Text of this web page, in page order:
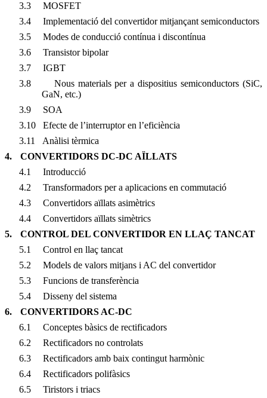
3.3
MOSFET
3.4
Implementació del convertidor mitjançant semiconductors
3.5
Modes de conducció contínua i discontínua
3.6
Transistor bipolar
3.7
IGBT
3.8
Nous materials per a dispositius semiconductors (SiC,
GaN, etc.)
3.9
SOA
3.10
Efecte de l’interruptor en l’eficiència
3.11
Anàlisi tèrmica
4.
CONVERTIDORS DC-DC AÏLLATS
4.1
Introducció
4.2
Transformadors per a aplicacions en commutació
4.3
Convertidors aïllats asimètrics
4.4
Convertidors aïllats simètrics
5.
CONTROL DEL CONVERTIDOR EN LLAÇ TANCAT
5.1
Control en llaç tancat
5.2
Models de valors mitjans i AC del convertidor
5.3
Funcions de transferència
5.4
Disseny del sistema
6.
CONVERTIDORS AC-DC
6.1
Conceptes bàsics de rectificadors
6.2
Rectificadors no controlats
6.3
Rectificadors amb baix contingut harmònic
6.4
Rectificadors polifàsics
6.5
Tiristors i triacs